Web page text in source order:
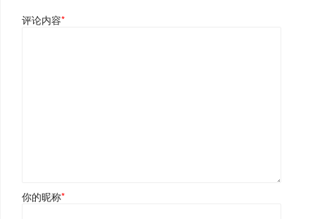
评论内容*
你的昵称*